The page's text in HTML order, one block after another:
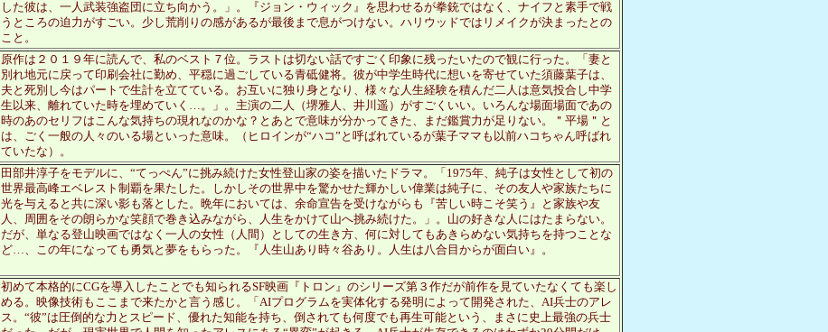
した彼は、一人武装強盗団に立ち向かう。」。『ジョン・ウィック』を思わせるが拳銃ではなく、ナイフと素手で戦
うところの迫力がすごい。少し荒削りの感があるが最後まで息がつけない。ハリウッドではリメイクが決まったとの
こと。
原作は２０１９年に読んで、私のベスト７位。ラストは切ない話ですごく印象に残ったいたので観に行った。「妻と
別れ地元に戻って印刷会社に勤め、平穏に過ごしている青砥健将。彼が中学生時代に想いを寄せていた須藤葉子は、
夫と死別し今はパートで生計を立てている。お互いに独り身となり、様々な人生経験を積んだ二人は意気投合し中学
生以来、離れていた時を埋めていく…。」。主演の二人（堺雅人、井川遥）がすごくいい。いろんな場面場面であの
時のあのセリフはこんな気持ちの現れなのかな？とあとで意味が分かってきた、まだ鑑賞力が足りない。＂平場＂と
は、ごく一般の人々のいる場といった意味。（ヒロインが“ハコ”と呼ばれているが葉子ママも以前ハコちゃん呼ばれ
ていたな）。
田部井淳子をモデルに、“てっぺん”に挑み続けた女性登山家の姿を描いたドラマ。「1975年、純子は女性として初の
世界最高峰エベレスト制覇を果たした。しかしその世界中を驚かせた輝かしい偉業は純子に、その友人や家族たちに
光を与えると共に深い影も落とした。晩年においては、余命宣告を受けながらも『苦しい時こそ笑う』と家族や友
人、周囲をその朗らかな笑顔で巻き込みながら、人生をかけて山へ挑み続けた。」。山の好きな人にはたまらない。
だが、単なる登山映画ではなく一人の女性（人間）としての生き方、何に対してもあきらめない気持ちを持つことな
ど…、この年になっても勇気と夢をもらった。『人生山あり時々谷あり。人生は八合目からが面白い』。
初めて本格的にCGを導入したことでも知られるSF映画『トロン』のシリーズ第３作だが前作を見ていたなくても楽し
める。映像技術もここまで来たかと言う感じ。「AIプログラムを実体化する発明によって開発された、AI兵士のアレ
ス。“彼”は圧倒的な力とスピード、優れた知能を持ち、倒されても何度でも再生可能という、まさに史上最強の兵士